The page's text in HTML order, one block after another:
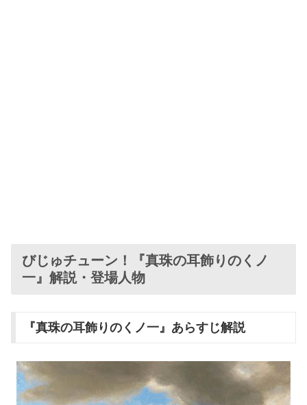
びじゅチューン！『真珠の耳飾りのくノ
一』解説・登場人物
『真珠の耳飾りのくノ一』あらすじ解説